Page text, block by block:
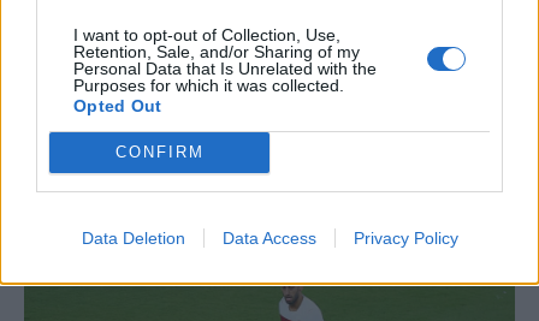
I want to opt-out of Collection, Use,
Retention, Sale, and/or Sharing of my
Personal Data that Is Unrelated with the
Purposes for which it was collected.
Opted Out
CONFIRM
Data Deletion Data Access Privacy Policy